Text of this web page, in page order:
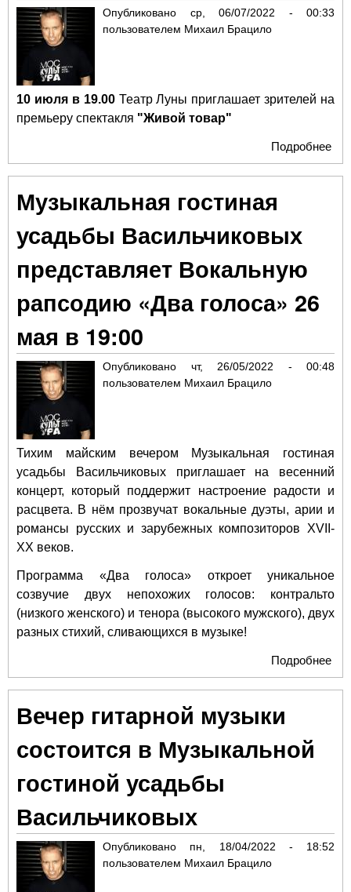
Опубликовано ср, 06/07/2022 - 00:33
пользователем Михаил Брацило
10 июля в 19.00 Театр Луны приглашает зрителей на
премьеру спектакля "Живой товар"
Подробнее
Музыкальная гостиная
усадьбы Васильчиковых
представляет Вокальную
рапсодию «Два голоса» 26
мая в 19:00
Опубликовано чт, 26/05/2022 - 00:48
пользователем Михаил Брацило
Тихим майским вечером Музыкальная гостиная
усадьбы Васильчиковых приглашает на весенний
концерт, который поддержит настроение радости и
расцвета. В нём прозвучат вокальные дуэты, арии и
романсы русских и зарубежных композиторов XVII-
XX веков.
Программа «Два голоса» откроет уникальное
созвучие двух непохожих голосов: контральто
(низкого женского) и тенора (высокого мужского), двух
разных стихий, сливающихся в музыке!
Подробнее
Вечер гитарной музыки
состоится в Музыкальной
гостиной усадьбы
Васильчиковых
Опубликовано пн, 18/04/2022 - 18:52
пользователем Михаил Брацило